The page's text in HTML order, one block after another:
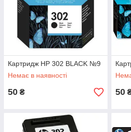
Картридж HP 302 BLACK №9
Немає в наявності
50 ₴ 50